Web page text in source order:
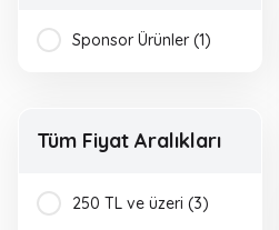
Sponsor Ürünler (1)
Tüm Fiyat Aralıkları
250 TL ve üzeri (3)